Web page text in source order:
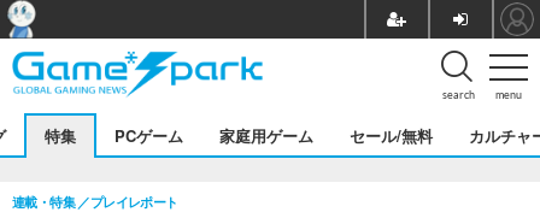
menu
search
特集 PCゲーム 家庭用ゲーム セール/無料 カルチャ
連載・特集 プレイレポート